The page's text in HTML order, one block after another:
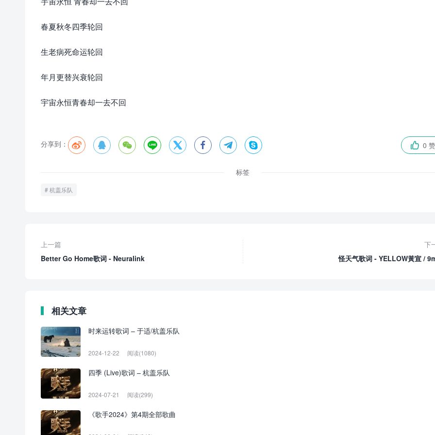
春夏秋冬四季轮回
生老病死命运轮回
年月更替兴衰轮回
宇宙永恒青春却一去不回
分享到：          0 赞
标签
杭盖乐队
上一篇
Better Go Home歌词 - Neuralink
下
怪天气歌词 - YELLOW黃宣 /
相关文章
时来运转歌词 – 于适/杭盖乐队
2024-12-22 阅读(1080)
四季 (Live)歌词 – 杭盖乐队
2024-07-21 阅读(299)
《歌手2024》第4期全部歌曲